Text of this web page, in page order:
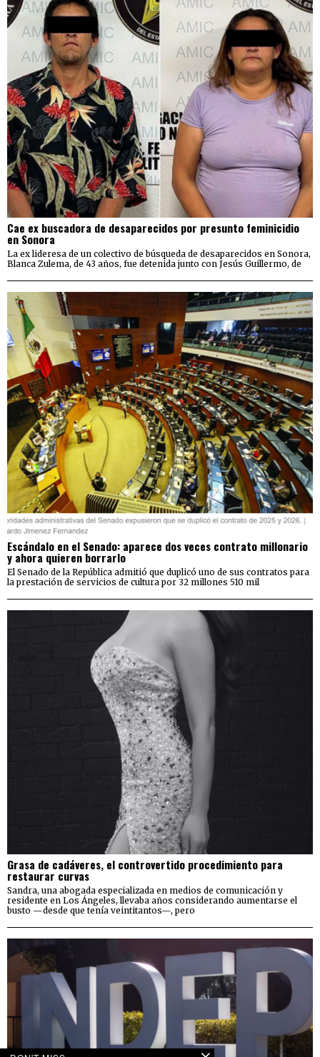
Cae ex buscadora de desaparecidos por presunto feminicidio
en Sonora
La ex lideresa de un colectivo de búsqueda de desaparecidos en Sonora,
Blanca Zulema, de 43 años, fue detenida junto con Jesús Guillermo, de
Escándalo en el Senado: aparece dos veces contrato millonario
y ahora quieren borrarlo
El Senado de la República admitió que duplicó uno de sus contratos para
la prestación de servicios de cultura por 32 millones 510 mil
Grasa de cadáveres, el controvertido procedimiento para
restaurar curvas
Sandra, una abogada especializada en medios de comunicación y
residente en Los Ángeles, llevaba años considerando aumentarse el
busto —desde que tenía veintitantos—, pero